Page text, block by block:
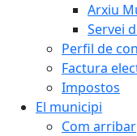
Arxiu
Servei
Perfil de
Factura
Impostos
El municipi
Com arribar